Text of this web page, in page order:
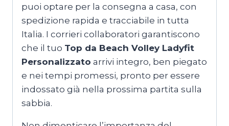
puoi optare per la consegna a casa, con
spedizione rapida e tracciabile in tutta
Italia. I corrieri collaboratori garantiscono
che il tuo Top da Beach Volley Ladyfit
Personalizzato arrivi integro, ben piegato
e nei tempi promessi, pronto per essere
indossato già nella prossima partita sulla
sabbia.